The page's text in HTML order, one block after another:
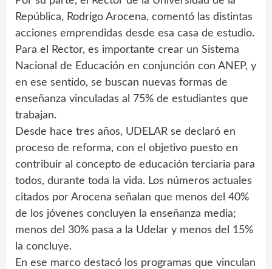
República, Rodrigo Arocena, comentó las distintas
acciones emprendidas desde esa casa de estudio.
Para el Rector, es importante crear un Sistema
Nacional de Educación en conjunción con ANEP, y
en ese sentido, se buscan nuevas formas de
enseñanza vinculadas al 75% de estudiantes que
trabajan.
Desde hace tres años, UDELAR se declaró en
proceso de reforma, con el objetivo puesto en
contribuir al concepto de educación terciaria para
todos, durante toda la vida. Los números actuales
citados por Arocena señalan que menos del 40%
de los jóvenes concluyen la enseñanza media;
menos del 30% pasa a la Udelar y menos del 15%
la concluye.
En ese marco destacó los programas que vinculan